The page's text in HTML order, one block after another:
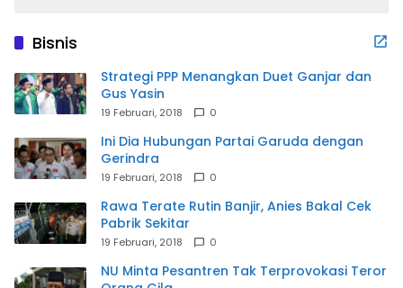
Bisnis
Strategi PPP Menangkan Duet Ganjar dan
Gus Yasin
19 Februari, 2018 0
Ini Dia Hubungan Partai Garuda dengan
Gerindra
19 Februari, 2018 0
Rawa Terate Rutin Banjir, Anies Bakal Cek
Pabrik Sekitar
19 Februari, 2018 0
NU Minta Pesantren Tak Terprovokasi Teror